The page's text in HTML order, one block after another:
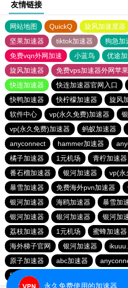
友情链接
网站地图 QuickQ 旋风加速度器
坚果加速器
tiktok加速器
狗急加
免费vqn外网加速
小蓝鸟 优途
旋风加速器
免费vps加速器外网苹
快连加速器
快连加速器官网入口
快鸭加速器
快柠檬加速器 旋风
软件中心
vp(永久免费)加速器
vp(永久免费)加速器
蚂蚁加速器
anyconnect
hammer加速器
橘子加速器
1元机场 青柠加速器
番石榴加速器
银河加速器
vp(永
暴雪加速器
免费海外pvn加速器
银河加速器
海鸥加速器 暴雪加
银河加速器
银河加速器 银河加
荔枝加速器
1元机场 蜜蜂加速器
海外梯子官网
银河加速器
原子加速器
abc加速器
纵云梯加速器
永久免费使用的加速器